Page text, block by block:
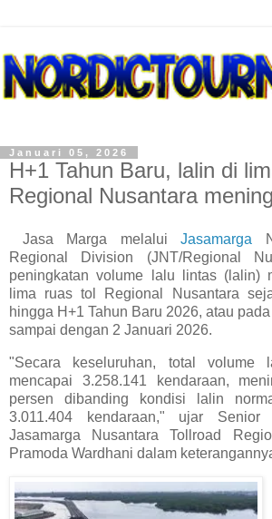
Januari 05, 2026
H+1 Tahun Baru, lalin di
Regional Nusantara
Jasa Marga melalui Jasamarga
Regional Division (JNT/Regional
peningkatan volume lalu lintas (lalin)
lima ruas tol Regional Nusantara
hingga H+1 Tahun Baru 2026, atau
sampai dengan 2 Januari 2026.
"Secara keseluruhan, total volume
mencapai 3.258.141 kendaraan,
persen dibanding kondisi lalin
3.011.404 kendaraan," ujar Senior
Jasamarga Nusantara Tollroad
Pramoda Wardhani dalam